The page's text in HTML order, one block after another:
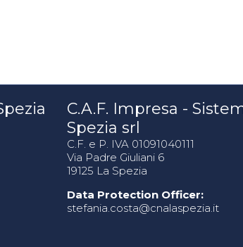
C.A.F. Impresa -
Spezia srl
C.F. e P. IVA 01091040111
Via Padre Giuliani 6
19125 La Spezia
Data Protection Officer:
stefania.costa@cnalaspezia.it